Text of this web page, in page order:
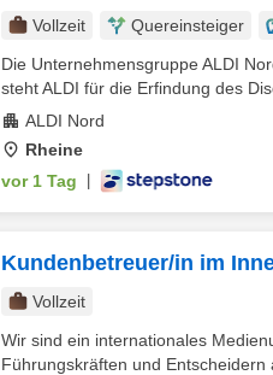
Vollzeit Quereinsteiger
Die Unternehmensgruppe ALDI
steht ALDI für die Erfindung des
ALDI Nord
Rheine
vor 1 Tag
Kundenbetreuer/in im
Vollzeit
Wir sind ein internationales
Führungskräften und Entscheidern